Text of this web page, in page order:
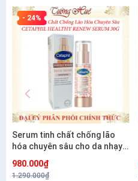
- 24%
Serum tinh chất chống lão
hóa chuyên sâu cho da nhạy
cảm CETAPHIL HEALTHY
RENEW SERUM 30G
980.000₫
1.290.000₫